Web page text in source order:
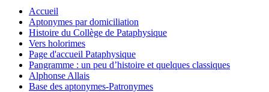
Accueil
Aptonymes par domiciliation
Histoire du Collège de Pataphysique
Vers holorimes
Page d'accueil Pataphysique
Pangramme : un peu d’histoire et quelques classiques
Alphonse Allais
Base des aptonymes-Patronymes